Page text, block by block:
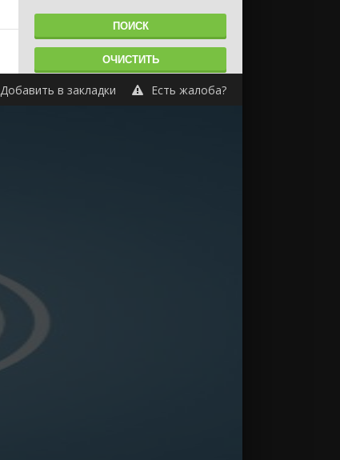
Добавить в закладки Есть жалоба?